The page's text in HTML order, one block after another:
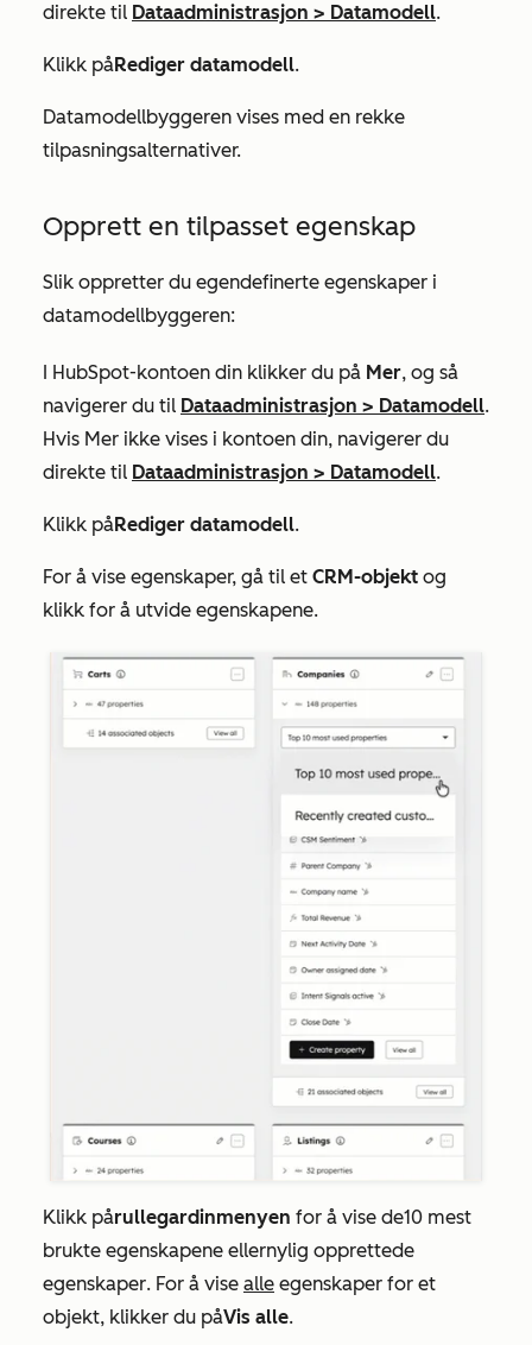
direkte til Dataadministrasjon > Datamodell.
Klikk påRediger datamodell.
Datamodellbyggeren vises med en rekke
tilpasningsalternativer.
Opprett en tilpasset egenskap
Slik oppretter du egendefinerte egenskaper i
datamodellbyggeren:
I HubSpot-kontoen din klikker du på Mer, og så
navigerer du til Dataadministrasjon > Datamodell.
Hvis Mer ikke vises i kontoen din, navigerer du
direkte til Dataadministrasjon > Datamodell.
Klikk påRediger datamodell.
For å vise egenskaper, gå til et CRM-objekt og
klikk for å utvide egenskapene.
Klikk pårullegardinmenyen for å vise de10 mest
brukte egenskapene ellernylig opprettede
egenskaper. For å vise alle egenskaper for et
objekt, klikker du påVis alle.